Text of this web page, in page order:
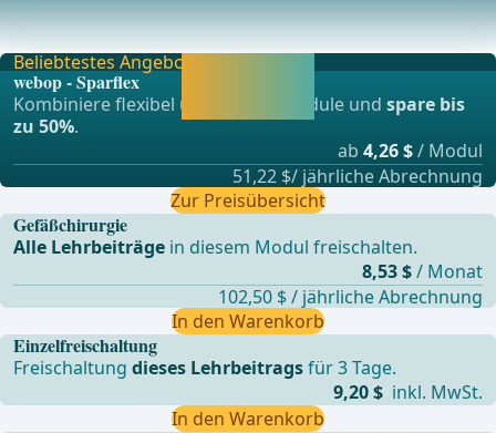
Anschlingen der AMI und systemische Gabe von 5000 IE
Heparin. Die Aorta wird unterhalb der AMI ausg
Einzelfreischaltung
Freischaltungdieses Lehrbeitragsfür 3 Tage.
9,20 $ inkl. MwSt.
In den Warenkorb
Beliebtestes Angebot
webop - Sparflex
Kombiniere flexibel unsere Lernmodule undspare bis
zu 50%.
ab 4,26 $/ Modul
51,22 $/ jährliche Abrechnung
Zur Preisübersicht
Gefäßchirurgie
Alle Lehrbeiträge in diesem Modul freischalten.
8,53 $/ Monat
102,50 $ / jährliche Abrechnung
In den Warenkorb